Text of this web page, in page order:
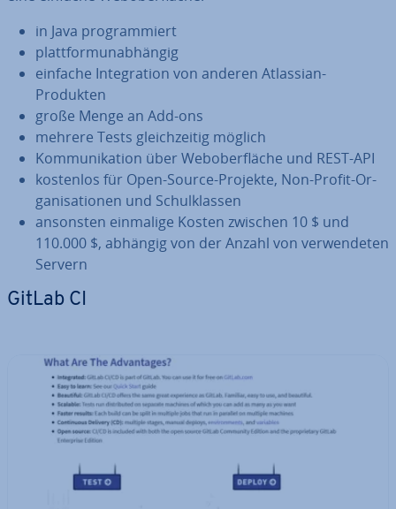
in Java pro­gram­miert
platt­form­un­ab­hän­gig
einfache In­te­gra­ti­on von anderen Atlassian-
Produkten
große Menge an Add-ons
mehrere Tests gleich­zei­tig möglich
Kom­mu­ni­ka­ti­on über Web­ober­flä­che und REST-API
kostenlos für Open-Source-Projekte, Non-Profit-Or­
ga­ni­sa­tio­nen und Schul­klas­sen
ansonsten einmalige Kosten zwischen 10 $ und
110.000 $, abhängig von der Anzahl von ver­wen­de­ten
Servern
GitLab CI